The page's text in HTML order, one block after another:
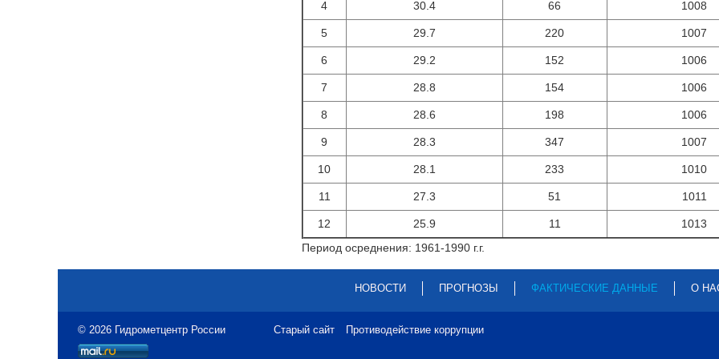
4 30.4 66 1008
5 29.7 220 1007
6 29.2 152 1006
7 28.8 154 1006
8 28.6 198 1006
9 28.3 347 1007
10 28.1 233 1010
11 27.3 51 1011
12 25.9 11
1013
Период осреднения: 1961-1990 г.г.
НОВОСТИ ПРОГНОЗЫ ФАКТИЧЕСКИЕ ДАННЫЕ О
© 2026 Гидрометцентр России Старый сайт Противодействие коррупции